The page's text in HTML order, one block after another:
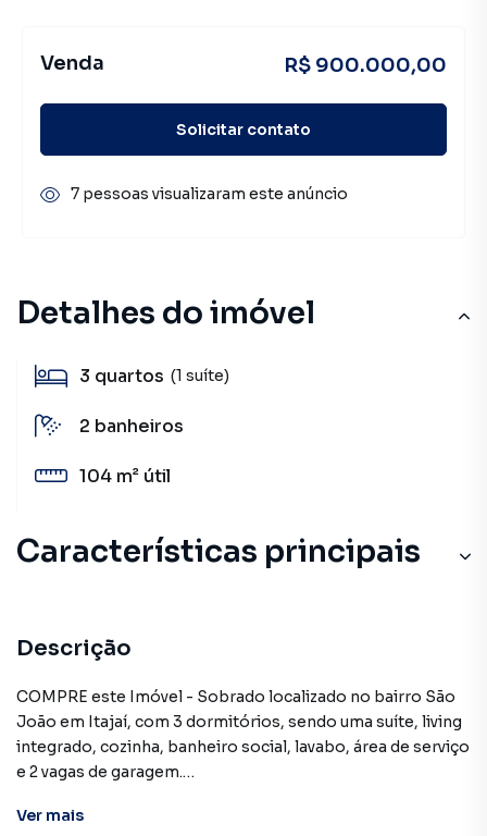
Detalhes do imóvel
3 quartos (1 suíte)
2 banheiros
104 m² útil
Características principais
Descrição
COMPRE este Imóvel - Sobrado localizado no bairro São
João em Itajaí, com 3 dormitórios, sendo uma suíte, living
integrado, cozinha, banheiro social, lavabo, área de serviço
e 2 vagas de garagem.
de banheiros, e com piso de Vinilico nos quartos, teto com
Ver mais
Venda R$ 900.000,00
Solicitar contato
7 pessoas visualizaram este anúncio